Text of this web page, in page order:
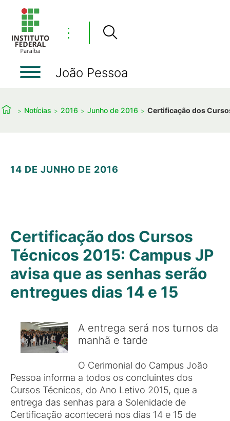
⋮
João Pessoa
Notícias 2016 Junho de 2016 Certificação dos
14 DE JUNHO DE 2016
Certificação dos Cursos
Técnicos 2015: Campus JP
avisa que as senhas serão
entregues dias 14 e 15
A entrega será nos turnos da
manhã e tarde
O Cerimonial do Campus João
Pessoa informa a todos os concluintes dos
Cursos Técnicos, do Ano Letivo 2015, que a
entrega das senhas para a Solenidade de
Certificação acontecerá nos dias 14 e 15 de